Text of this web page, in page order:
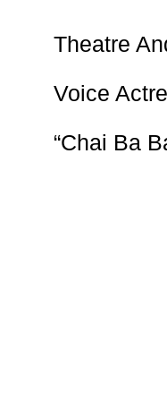
Theatre
Voice
“Chai Ba